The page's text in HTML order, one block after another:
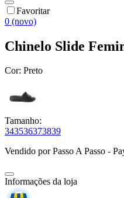
Favoritar
0 (novo)
Chinelo Slide
Cor: Preto
Tamanho:
343536373839
Vendido porPasso A Passo -
Informações da loja